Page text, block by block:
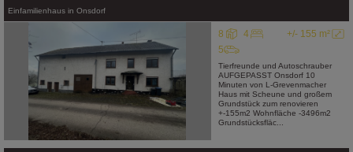
Einfamilienhaus in Onsdorf
+/- 155 m²
8
4
5
Tierfreunde und Autoschrauber
AUFGEPASST Onsdorf 10
Minuten von L-Grevenmacher
Haus mit Scheune und großem
Grundstück zum renovieren
+-155m2 Wohnfläche -3496m2
Grundstücksfläc...